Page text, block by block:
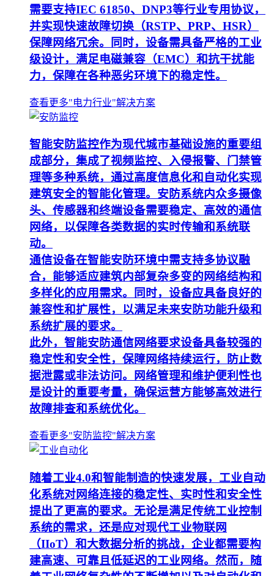
需要支持IEC 61850、DNP3等行业专用协议，
并实现快速故障切换（RSTP、PRP、HSR）
保障网络冗余。同时，设备需具备严格的工业
级设计，满足电磁兼容（EMC）和抗干扰能
力，保障在各种恶劣环境下的稳定性。
查看更多"电力行业"解决方案
智能安防监控作为现代城市基础设施的重要组
成部分，集成了视频监控、入侵报警、门禁管
理等多种系统，通过高度信息化和自动化实现
建筑安全的智能化管理。安防系统内众多摄像
头、传感器和终端设备需要稳定、高效的通信
网络，以保障各类数据的实时传输和系统联
动。
通信设备在智能安防环境中需支持多协议融
合，能够适应建筑内部复杂多变的网络结构和
多样化的应用需求。同时，设备应具备良好的
兼容性和扩展性，以满足未来安防功能升级和
系统扩展的要求。
此外，智能安防通信网络要求设备具备较强的
稳定性和安全性，保障网络持续运行，防止数
据泄露或非法访问。网络管理和维护便利性也
是设计的重要考量，确保运营方能够高效进行
故障排查和系统优化。
查看更多"安防监控"解决方案
随着工业4.0和智能制造的快速发展，工业自动
化系统对网络连接的稳定性、实时性和安全性
提出了更高的要求。无论是满足传统工业控制
系统的需求，还是应对现代工业物联网
（IIoT）和大数据分析的挑战，企业都需要构
建高速、可靠且低延迟的工业网络。然而，随